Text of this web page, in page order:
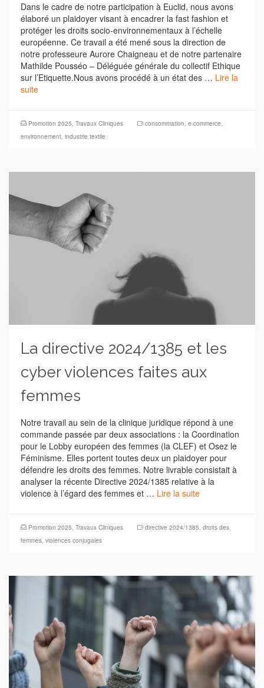
Dans le cadre de notre participation à Euclid, nous avons
élaboré un plaidoyer visant à encadrer la fast fashion et
protéger les droits socio-environnementaux à l’échelle
européenne. Ce travail a été mené sous la direction de
notre professeure Aurore Chaigneau et de notre partenaire
Mathilde Pousséo – Déléguée générale du collectif Ethique
sur l’Etiquette.Nous avons procédé à un état des … Lire la
suite
Promotion 2025, Travaux Cliniques consommation, e-commerce,
environnement, industrie textile
La directive 2024/1385 et les
cyber violences faites aux
femmes
Notre travail au sein de la clinique juridique répond à une
commande passée par deux associations : la Coordination
pour le Lobby européen des femmes (la CLEF) et Osez le
Féminisme. Elles portent toutes deux un plaidoyer pour
défendre les droits des femmes. Notre livrable consistait à
analyser la récente Directive 2024/1385 relative à la
violence à l’égard des femmes et … Lire la suite
Promotion 2025, Travaux Cliniques directive 2024/1385, droits des
femmes, violences conjugales